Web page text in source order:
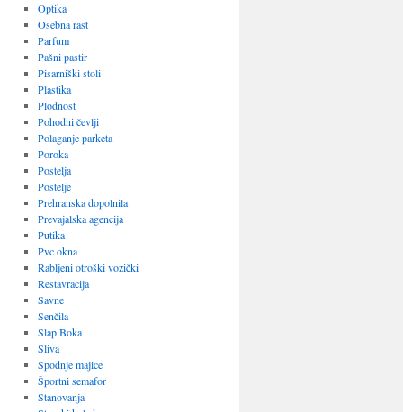
Optika
Osebna rast
Parfum
Pašni pastir
Pisarniški stoli
Plastika
Plodnost
Pohodni čevlji
Polaganje parketa
Poroka
Postelja
Postelje
Prehranska dopolnila
Prevajalska agencija
Putika
Pvc okna
Rabljeni otroški vozički
Restavracija
Savne
Senčila
Slap Boka
Sliva
Spodnje majice
Športni semafor
Stanovanja